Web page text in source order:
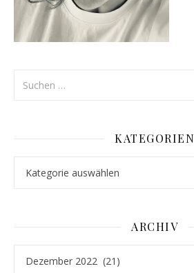
KATEGORIEN
ARCHIV